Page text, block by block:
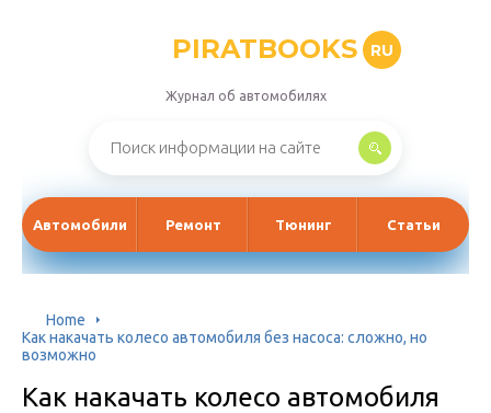
PIRATBOOKS RU
Журнал об автомобилях
Автомобили Ремонт Тюнинг Статьи
Home
Как накачать колесо автомобиля без насоса: сложно, но
возможно
Как накачать колесо автомобиля